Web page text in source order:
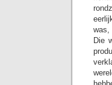
was,
Die